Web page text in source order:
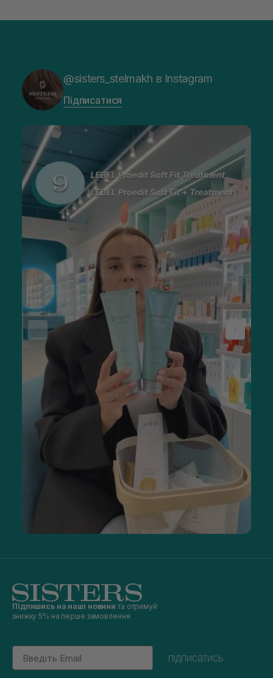
@sisters_stelmakh в Instagram
Підписатися
Підпишись на наші новини та отримуй
знижку 5% на перше замовлення
Email
підписатись